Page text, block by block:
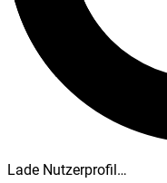
Lade Nutzerprofil…